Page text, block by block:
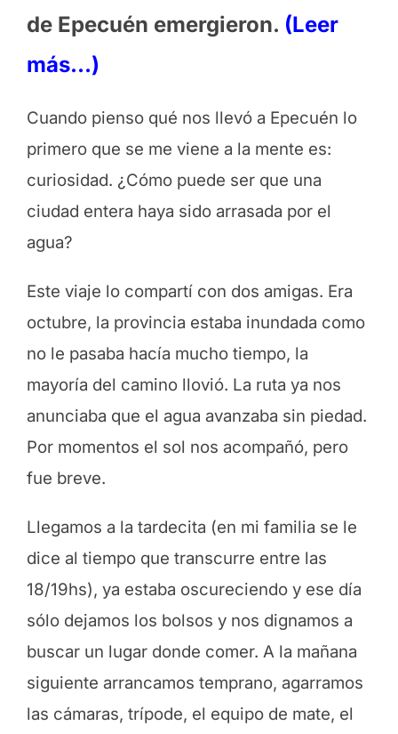
de Epecuén emergieron. (Leer
más…)
Cuando pienso qué nos llevó a Epecuén lo
primero que se me viene a la mente es:
curiosidad. ¿Cómo puede ser que una
ciudad entera haya sido arrasada por el
agua?
Este viaje lo compartí con dos amigas. Era
octubre, la provincia estaba inundada como
no le pasaba hacía mucho tiempo, la
mayoría del camino llovió. La ruta ya nos
anunciaba que el agua avanzaba sin piedad.
Por momentos el sol nos acompañó, pero
fue breve.
Llegamos a la tardecita (en mi familia se le
dice al tiempo que transcurre entre las
18/19hs), ya estaba oscureciendo y ese día
sólo dejamos los bolsos y nos dignamos a
buscar un lugar donde comer. A la mañana
siguiente arrancamos temprano, agarramos
las cámaras, trípode, el equipo de mate, el